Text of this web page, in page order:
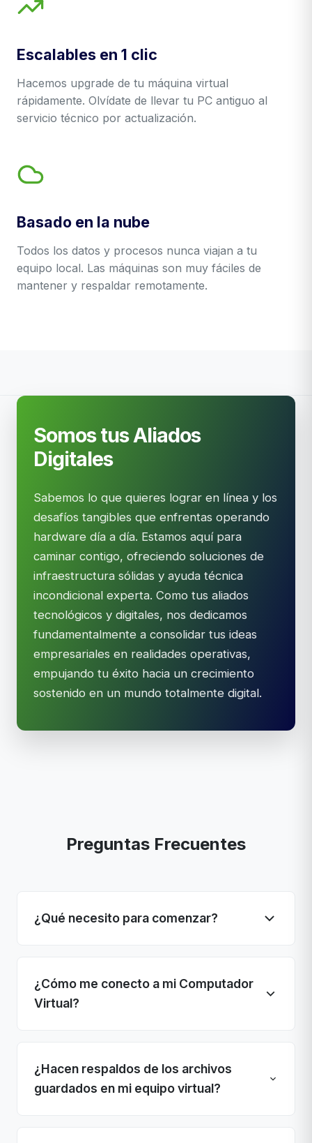
Escalables en 1 clic
Hacemos upgrade de tu máquina virtual
rápidamente. Olvídate de llevar tu PC antiguo al
servicio técnico por actualización.
Basado en la nube
Todos los datos y procesos nunca viajan a tu
equipo local. Las máquinas son muy fáciles de
mantener y respaldar remotamente.
Somos tus Aliados
Digitales
Sabemos lo que quieres lograr en línea y los
desafíos tangibles que enfrentas operando
hardware día a día. Estamos aquí para
caminar contigo, ofreciendo soluciones de
infraestructura sólidas y ayuda técnica
incondicional experta. Como tus aliados
tecnológicos y digitales, nos dedicamos
fundamentalmente a consolidar tus ideas
empresariales en realidades operativas,
empujando tu éxito hacia un crecimiento
sostenido en un mundo totalmente digital.
Preguntas Frecuentes
¿Qué necesito para comenzar?
¿Cómo me conecto a mi Computador
Virtual?
¿Hacen respaldos de los archivos
guardados en mi equipo virtual?